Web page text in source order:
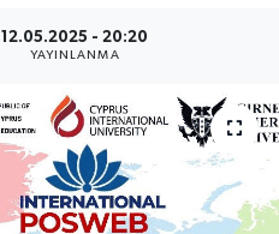
12.05.2025 - 20:20
YAYINLANMA